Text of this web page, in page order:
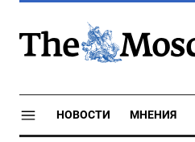
НОВОСТИ МНЕНИЯ